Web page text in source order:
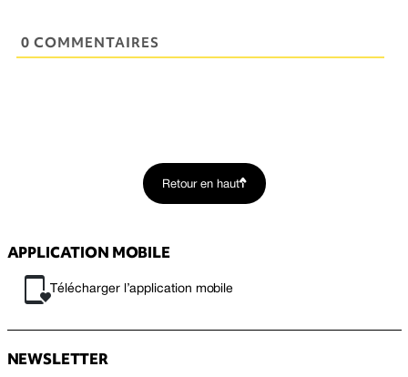
0 COMMENTAIRES
Retour en haut
APPLICATION MOBILE
Télécharger l’application mobile
NEWSLETTER